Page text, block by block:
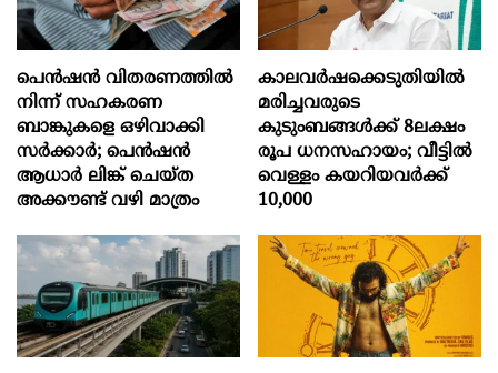
പെൻഷൻ വിതരണത്തിൽ
നിന്ന് സഹകരണ
ബാങ്കുകളെ ഒഴിവാക്കി
സർക്കാർ; പെൻഷൻ
ആധാർ‌ ലിങ്ക് ചെയ്ത
അക്കൗണ്ട് വഴി മാത്രം
കാലവർഷക്കെടുതിയിൽ
മരിച്ചവരുടെ
കുടുംബങ്ങൾക്ക് 8ലക്ഷം
രൂപ ധനസഹായം; വീട്ടിൽ
വെള്ളം കയറിയവർക്ക്
10,000